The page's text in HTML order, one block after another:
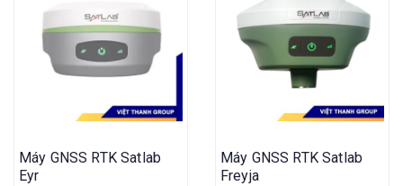
Máy GNSS RTK Satlab
Eyr
Máy GNSS RTK Satlab
Freyja